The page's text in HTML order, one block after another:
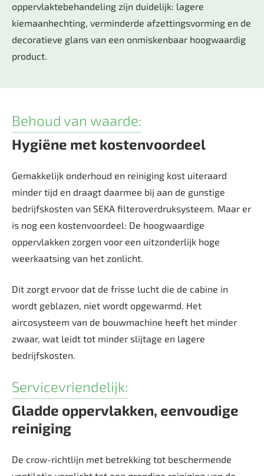
oppervlaktebehandeling zijn duidelijk: lagere
kiemaanhechting, verminderde afzettingsvorming en de
decoratieve glans van een onmiskenbaar hoogwaardig
product.
Behoud van waarde:
Hygiëne met kostenvoordeel
Gemakkelijk onderhoud en reiniging kost uiteraard
minder tijd en draagt daarmee bij aan de gunstige
bedrijfskosten van SEKA filteroverdruksysteem. Maar er
is nog een kostenvoordeel: De hoogwaardige
oppervlakken zorgen voor een uitzonderlijk hoge
weerkaatsing van het zonlicht.
Dit zorgt ervoor dat de frisse lucht die de cabine in
wordt geblazen, niet wordt opgewarmd. Het
aircosysteem van de bouwmachine heeft het minder
zwaar, wat leidt tot minder slijtage en lagere
bedrijfskosten.
Servicevriendelijk:
Gladde oppervlakken, eenvoudige
reiniging
De crow-richtlijn met betrekking tot beschermende